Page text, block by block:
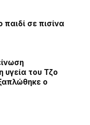
σε πισίνα
υγεία του Τζο
ο